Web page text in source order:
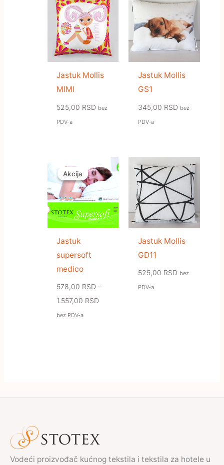
Jastuk Mollis
MIMI
525,00 RSD bez
PDV-a
Jastuk Mollis
GS1
345,00 RSD bez
PDV-a
Akcija
Akcija
Jastuk
supersoft
medico
578,00 RSD –
1.557,00 RSD
cena:
od
578,00 RSD
do
1.557,00 RSD
bez PDV-a
Jastuk Mollis
GD11
525,00 RSD bez
PDV-a
Vodeći proizvođač kućnog tekstila i tekstila za hotele u